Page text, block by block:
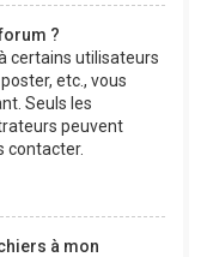
?
certains utilisateurs
etc., vous
Seuls les
peuvent
contacter.
à mon